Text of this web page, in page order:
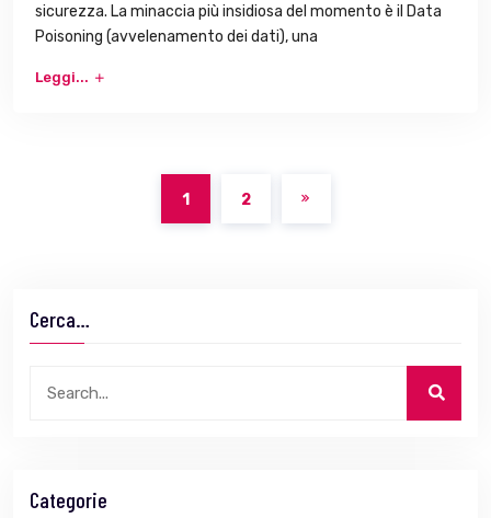
sicurezza. La minaccia più insidiosa del momento è il Data
Poisoning (avvelenamento dei dati), una
Leggi...
1 2
Cerca…
Categorie